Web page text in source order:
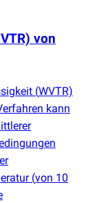
von
(WVTR)
kann
(von 10